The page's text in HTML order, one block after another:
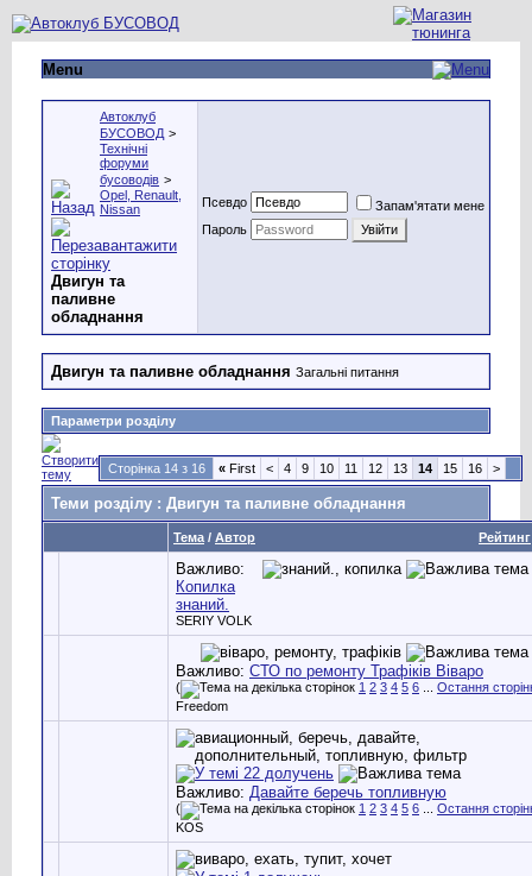
Menu
Автоклуб
БУСОВОД >
Технічні
форуми
бусоводів >
Opel, Renault,
Nissan
Двигун та
паливне
обладнання
Псевдо
Запам'ятати мене
Пароль
Двигун та паливне обладнання Загальні питання
Параметри розділу
Сторінка 14 з 16 « First < 4 9 10 11 12 13 14 15 16 >
Теми розділу : Двигун та паливне обладнання
Рейтинг
Тема / Автор
Важливо:
Копилка
знаний.
SERIY VOLK
Важливо: СТО по ремонту Трафіків Віваро
( 1 2 3 4 5 6
Остання
Freedom
Важливо: Давайте беречь топливную
( 1 2 3 4 5 6
Остання
KOS